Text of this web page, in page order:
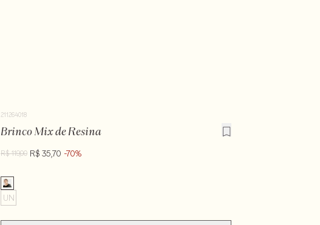
211264018
Brinco Mix de Resina
R$ 119,00 R$ 35,70 -70%
UN